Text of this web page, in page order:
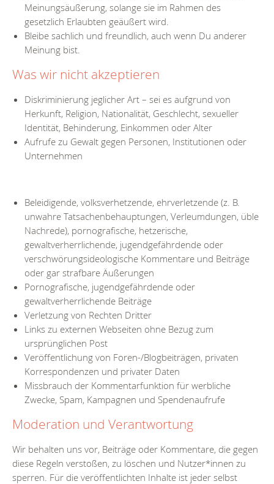
Meinungsäußerung, solange sie im Rahmen des
gesetzlich Erlaubten geäußert wird.
Bleibe sachlich und freundlich, auch wenn Du anderer
Meinung bist.
Was wir nicht akzeptieren
Diskriminierung jeglicher Art – sei es aufgrund von
Herkunft, Religion, Nationalität, Geschlecht, sexueller
Identität, Behinderung, Einkommen oder Alter
Aufrufe zu Gewalt gegen Personen, Institutionen oder
Unternehmen
Beleidigende, volksverhetzende, ehrverletzende (z. B.
unwahre Tatsachenbehauptungen, Verleumdungen, üble
Nachrede), pornografische, hetzerische,
gewaltverherrlichende, jugendgefährdende oder
verschwörungsideologische Kommentare und Beiträge
oder gar strafbare Äußerungen
Pornografische, jugendgefährdende oder
gewaltverherrlichende Beiträge
Verletzung von Rechten Dritter
Links zu externen Webseiten ohne Bezug zum
ursprünglichen Post
Veröffentlichung von Foren-/Blogbeiträgen, privaten
Korrespondenzen und privater Daten
Missbrauch der Kommentarfunktion für werbliche
Zwecke, Spam, Kampagnen und Spendenaufrufe
Moderation und Verantwortung
Wir behalten uns vor, Beiträge oder Kommentare, die gegen
diese Regeln verstoßen, zu löschen und Nutzer*innen zu
sperren. Für die veröffentlichten Inhalte ist jeder selbst